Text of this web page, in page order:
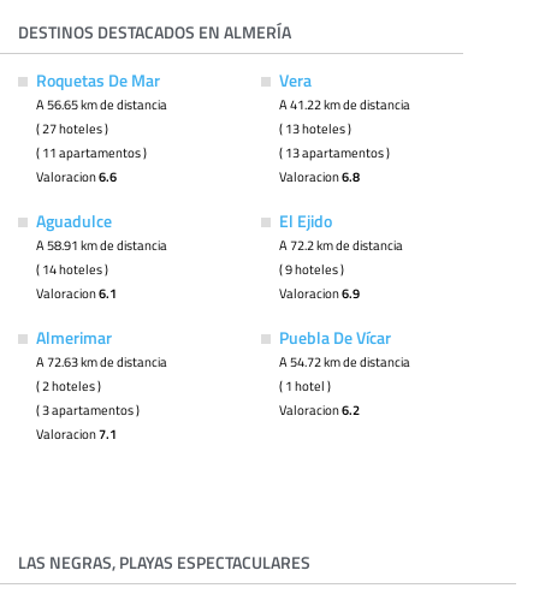
DESTINOS DESTACADOS EN ALMERÍA
Roquetas De Mar
A 56.65 km de distancia
( 27 hoteles )
( 11 apartamentos )
Valoracion6.6
Vera
A 41.22 km de distancia
( 13 hoteles )
( 13 apartamentos )
Valoracion6.8
Aguadulce
A 58.91 km de distancia
( 14 hoteles )
Valoracion6.1
El Ejido
A 72.2 km de distancia
( 9 hoteles )
Valoracion6.9
Almerimar
A 72.63 km de distancia
( 2 hoteles )
( 3 apartamentos )
Valoracion7.1
Puebla De Vícar
A 54.72 km de distancia
( 1 hotel )
Valoracion6.2
LAS NEGRAS, PLAYAS ESPECTACULARES